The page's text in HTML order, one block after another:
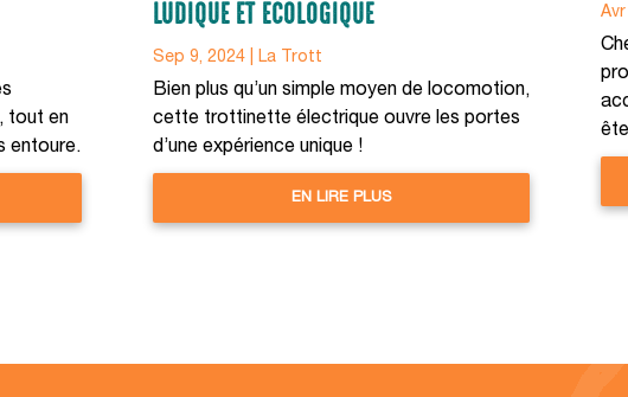
tout en
entoure.
LUDIQUE ET ÉCOLOGIQUE
Sep 9, 2024| La Trott
Bien plus qu’un simple moyen de locomotion,
cette trottinette électrique ouvre les portes
d’une expérience unique !
EN LIRE PLUS
Nous respectons votre vie
privée
OK pour moi Non merci Je choisis